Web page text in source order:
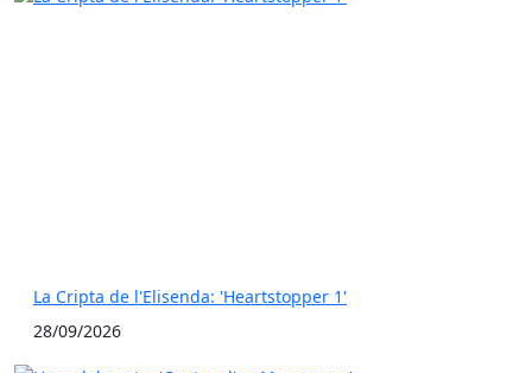
La Cripta de l'Elisenda: 'Heartstopper 1'
28/09/2026